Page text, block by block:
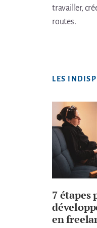
travailler,
routes.
LES
7 étapes
en